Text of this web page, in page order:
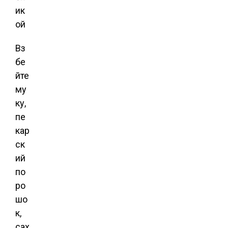
Вз
бе
йте
му
ку,
пе
кар
ск
ий
по
ро
шо
к,